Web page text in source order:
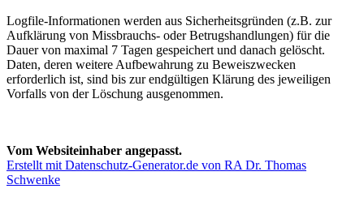
Logfile-Informationen werden aus Sicherheitsgründen (z.B. zur
Aufklärung von Missbrauchs- oder Betrugshandlungen) für die
Dauer von maximal 7 Tagen gespeichert und danach gelöscht.
Daten, deren weitere Aufbewahrung zu Beweiszwecken
erforderlich ist, sind bis zur endgültigen Klärung des jeweiligen
Vorfalls von der Löschung ausgenommen.
Vom Websiteinhaber angepasst.
Erstellt mit Datenschutz-Generator.de von RA Dr. Thomas
Schwenke